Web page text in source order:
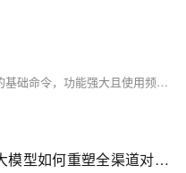
`ls` 是 Linux 系统中用于列出目录内容的基础命令，功能强大且使用频率极高。它可以帮助用户查看文件、分析磁盘空间及检查权限等。常用选项如 `-l` 显示详细信息，`-a` 包含隐藏文件，`-h` 以易读格式展示大小，`-t` 按修改时间排序等。通过组合选项，可实现复杂需求，如递归遍历目录（`-R`）、显示 inode 号（`-i`）或结合正则过滤特定文件。注意权限限制、特殊字符处理及大规模目录操作可能带来的性能问题。掌握 `ls` 是高效使用 Linux 的关键一步。
合力亿捷云客服系统：2025年大模型如何重塑全渠道对话体验